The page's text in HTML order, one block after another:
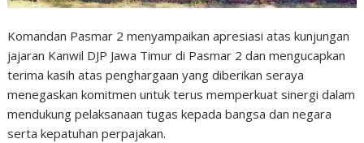
Komandan Pasmar 2 menyampaikan apresiasi atas kunjungan
jajaran Kanwil DJP Jawa Timur di Pasmar 2 dan mengucapkan
terima kasih atas penghargaan yang diberikan seraya
menegaskan komitmen untuk terus memperkuat sinergi dalam
mendukung pelaksanaan tugas kepada bangsa dan negara
serta kepatuhan perpajakan.